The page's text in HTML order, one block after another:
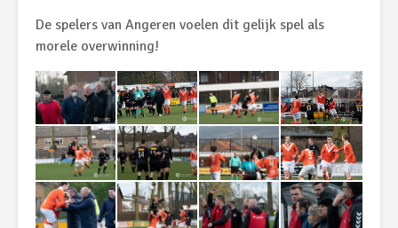
De spelers van Angeren voelen dit gelijk spel als
morele overwinning!